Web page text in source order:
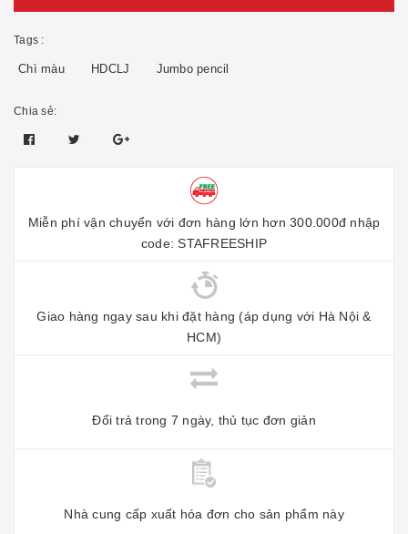
Tags :
Chì màu HDCLJ Jumbo pencil
Chia sẻ:
Miễn phí vận chuyển với đơn hàng lớn hơn 300.000đ nhập
code: STAFREESHIP
Giao hàng ngay sau khi đặt hàng (áp dụng với Hà Nội &
HCM)
Đổi trả trong 7 ngày, thủ tục đơn giản
Nhà cung cấp xuất hóa đơn cho sản phẩm này